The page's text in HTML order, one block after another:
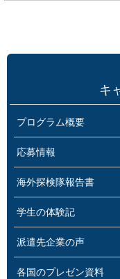
キ
プログラム概要
応募情報
海外探検隊報告書
学生の体験記
派遣先企業の声
各国のプレゼン資料